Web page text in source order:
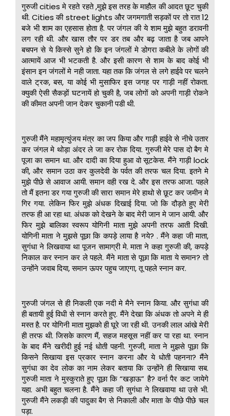
गुरुजी cities मे रहते रहते ,मुझे इस तरह के माहौल की आदत छूट चुकी
थी. Cities की street lights और जगमगाती सड़कों पर तो रात 12
बजे भी शाम का एहसास होता है. पर जंगल की ये शाम मुझे बहुत डरावनी
लग रही थी. और खास तौर पर डर तब और बढ़ जाता है जब आपने
बचपन से ये किस्से सुने हो कि इन जंगलों मे डोगरा कबीले के लोगों की
आत्मायें आज भी भटकती है. और इसी कारण से शाम के बाद कोई भी
इंसान इन जंगलों मे नही जाता. यहा तक कि जंगल से लगे हाईवे पर चलने
वाले ट्रक, बस, या कोई भी मुसाफिर इस जगह पर गाड़ी नहीं रोकता.
क्युकी ऐसी सैकड़ों घटनायें हो चुकी है, जब लोगों को अपनी गाड़ी रोकने
की कीमत अपनी जान देकर चुकानी पडी थी.
गुरुजी मैंने महामृत्युंजय मंत्र का जप किया और गाड़ी हाईवे से नीचे उतार
कर जंगल मे थोड़ा अंदर ले जा कर रोक दिया. गुरुजी मेरे पास दो बैग मे
पूजा का समान था. और दादी का दिया हुआ वो सूटकेस. मैंने गाड़ी lock
की, और समान उठा कर कुलदेवी के पर्वत की तरफ चल दिया. इतने मे
मुझे पीछे से आवाज आयी. समान वही रख दे. और इस तरफ आजा. पहले
तो मैं इतना डर गया गुरुजी की सारा समान मेरे हाथो से छूट कर जमीन मे
गिर गया. लेकिन फिर मुझे अंधक दिखाई दिया. जो कि दौड़ते हुए मेरी
तरफ ही आ रहा था. अंधक को देखने के बाद मेरी जान मे जान आयी. और
फिर मुझे बालिका स्वरूप योगिनी माता मुझे अपनी तरफ आती दिखी.
योगिनी माता ने मुझसे पूछा कि कपड़े लाया है नये? . मैंने कहा जी माता,
सुगंधा ने लिखवाया था पूजन सामाग्री मे. माता ने कहा गुरुजी की, कपड़े
निकाल कर स्नान कर ले पहले. मैंने माता से पूछा कि माता ये समान? तो
उन्होंने जवाब दिया, समान ऊपर पहुच जाएगा, तू पहले स्नान कर.
गुरुजी जंगल से ही निकली एक नदी मे मैने स्नान किया. और सुगंधा की
ही बतायी हुई विधी से स्नान करते हुए. मैंने देखा कि अंधक तो अपने मे ही
मस्त है. पर योगिनी माता मुझको ही घूरे जा रही थी. उनकी लाल आंखे मेरी
ही तरफ थी. जिसके कारण मैं, सहज महसूस नहीं कर पा रहा था. स्नान
के बाद मैंने खरीदी हुई नई धोती पहनी. गुरुजी, माता ने मुझसे पूछा कि
किसने सिखाया इस प्रकार स्नान करना और ये धोती पहनना? मैंने
सुगंधा का देव लोक का नाम लेकर बताया कि उन्होंने ही सिखाया सब.
गुरुजी माता ने मुस्कुराते हुए पूछा कि “खड़ाऊ” है? वर्ना पैर कट जायेगे
यहा. अभी बहुत चलना है. मैंने कहा जी सुगंधा ने लिखवाया था उसे भी.
गुरुजी मैंने लकड़ी की पादुका बैग से निकाली और माता के पीछे पीछे चल
पड़ा.